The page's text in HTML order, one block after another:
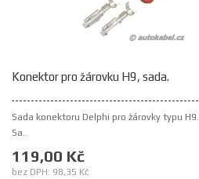
Konektor pro žárovku H9, sada.
Sada konektoru Delphi pro žárovky typu H9.
Sa..
119,00 Kč
bez DPH: 98,35 Kč